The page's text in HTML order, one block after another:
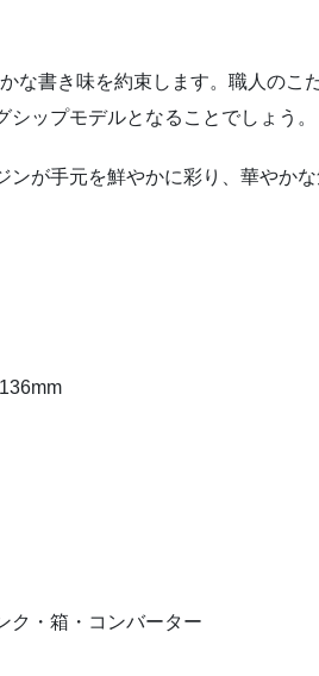
な書き味を約束します。職人のこ
ップモデルとなることでしょう。
ンが手元を鮮やかに彩り、華やか
ク・箱・コンバーター